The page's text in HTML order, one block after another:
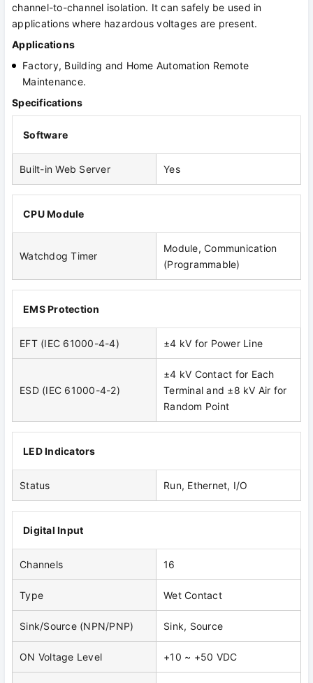
channel-to-channel isolation. It can safely be used in
applications where hazardous voltages are present.
Applications
Factory, Building and Home Automation Remote
Maintenance.
Specifications
Software
Built-in Web Server Yes
CPU Module
Watchdog Timer
Module, Communication
(Programmable)
EMS Protection
EFT (IEC 61000-4-4) ±4 kV for Power Line
ESD (IEC 61000-4-2)
±4 kV Contact for Each
Terminal and ±8 kV Air for
Random Point
LED Indicators
Status Run, Ethernet, I/O
Digital Input
Channels 16
Type Wet Contact
Sink/Source (NPN/PNP) Sink, Source
ON Voltage Level +10 ~ +50 VDC